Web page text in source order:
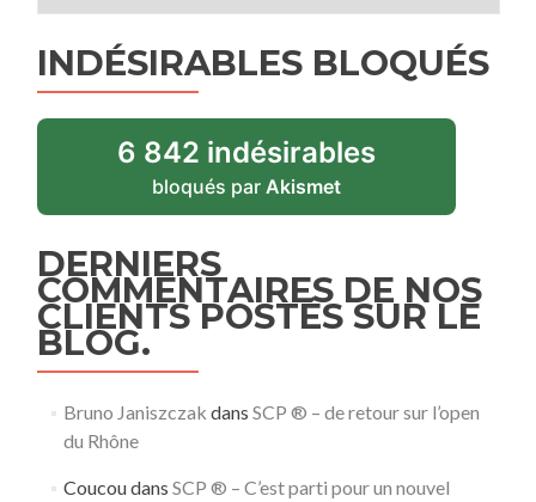
INDÉSIRABLES BLOQUÉS
6 842 indésirables
bloqués par Akismet
DERNIERS
COMMENTAIRES DE NOS
CLIENTS POSTÉS SUR LE
BLOG.
Bruno Janiszczak dans SCP ® – de retour sur l’open
du Rhône
Coucoudans SCP ® – C’est parti pour un nouvel